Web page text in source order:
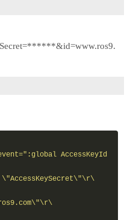
event=":global AccessKeyId